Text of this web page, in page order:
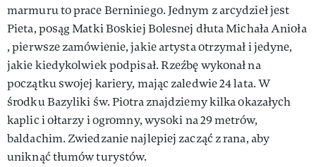
marmuru to prace Berniniego. Jednym z arcydzieł jest
Pieta, posąg Matki Boskiej Bolesnej dłuta Michała Anioła
, pierwsze zamówienie, jakie artysta otrzymał i jedyne,
jakie kiedykolwiek podpisał. Rzeźbę wykonał na
początku swojej kariery, mając zaledwie 24 lata. W
środku Bazyliki św. Piotra znajdziemy kilka okazałych
kaplic i ołtarzy i ogromny, wysoki na 29 metrów,
baldachim. Zwiedzanie najlepiej zacząć z rana, aby
uniknąć tłumów turystów.